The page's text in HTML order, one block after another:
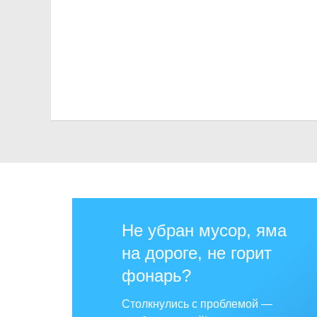
Не убран мусор, яма
на дороге, не горит
фонарь?
Столкнулись с проблемой —